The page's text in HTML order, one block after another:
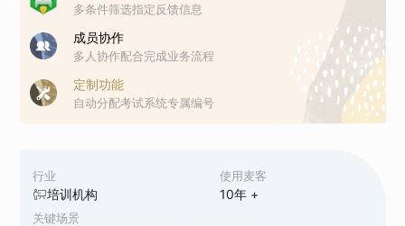
行业
培训机构
使用麦客
10年 +
关键场景
多条件筛选指定反馈信息
成员协作
多人协作配合完成业务流程
定制功能
自动分配考试系统专属编号